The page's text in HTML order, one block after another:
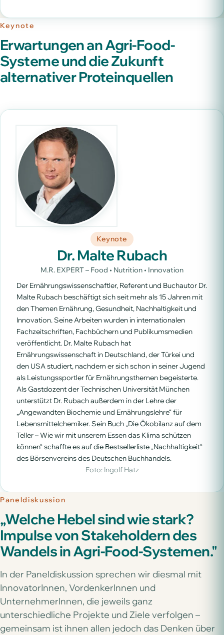
Keynote
Erwartungen an Agri-Food-
Systeme und die Zukunft
alternativer Proteinquellen
Keynote
Dr. Malte Rubach
M.R. EXPERT – Food • Nutrition • Innovation
Der Ernährungswissenschaftler, Referent und Buchautor Dr.
Malte Rubach beschäftigt sich seit mehr als 15 Jahren mit
den Themen Ernährung, Gesundheit, Nachhaltigkeit und
Innovation. Seine Arbeiten wurden in internationalen
Fachzeitschriften, Fachbüchern und Publikumsmedien
veröffentlicht. Dr. Malte Rubach hat
Ernährungswissenschaft in Deutschland, der Türkei und
den USA studiert, nachdem er sich schon in seiner Jugend
als Leistungssportler für Ernährungsthemen begeisterte.
Als Gastdozent der Technischen Universität München
unterstützt Dr. Rubach außerdem in der Lehre der
„Angewandten Biochemie und Ernährungslehre“ für
Lebensmittelchemiker. Sein Buch „Die Ökobilanz auf dem
Teller – Wie wir mit unserem Essen das Klima schützen
können“ schaffte es auf die Bestsellerliste „Nachhaltigkeit“
des Börsenvereins des Deutschen Buchhandels.
Foto: Ingolf Hatz
Paneldiskussion
„Welche Hebel sind wie stark?
Impulse von Stakeholdern des
Wandels in Agri-Food-Systemen."
In der Paneldiskussion sprechen wir diesmal mit
InnovatorInnen, VordenkerInnen und
UnternehmerInnen, die jeweils ganz
unterschiedliche Projekte und Ziele verfolgen –
gemeinsam ist ihnen allen jedoch das Denken über